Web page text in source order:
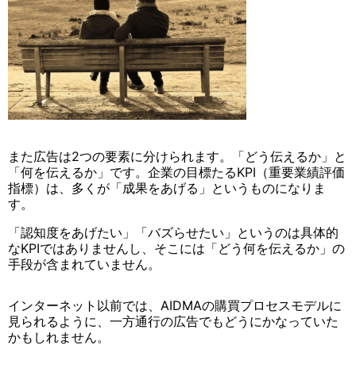
また広告は2つの要素に分けられます。「どう伝えるか」と
「何を伝えるか」です。企業の目標たるKPI（重要業績評価
指標）は、多くが「成果をあげる」というものになりま
す。
「認知度をあげたい」「バズらせたい」というのは具体的
なKPIではありませんし、そこには「どう何を伝えるか」の
手段が含まれていません。
インターネット以前では、AIDMAの購買プロセスモデルに
見られるように、一方通行の広告でもどうにかなっていた
かもしれません。